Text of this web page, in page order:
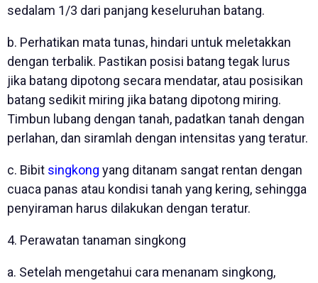
sedalam 1/3 dari panjang keseluruhan batang.
b. Perhatikan mata tunas, hindari untuk meletakkan
dengan terbalik. Pastikan posisi batang tegak lurus
jika batang dipotong secara mendatar, atau posisikan
batang sedikit miring jika batang dipotong miring.
Timbun lubang dengan tanah, padatkan tanah dengan
perlahan, dan siramlah dengan intensitas yang teratur.
c. Bibit singkong yang ditanam sangat rentan dengan
cuaca panas atau kondisi tanah yang kering, sehingga
penyiraman harus dilakukan dengan teratur.
4. Perawatan tanaman singkong
a. Setelah mengetahui cara menanam singkong,